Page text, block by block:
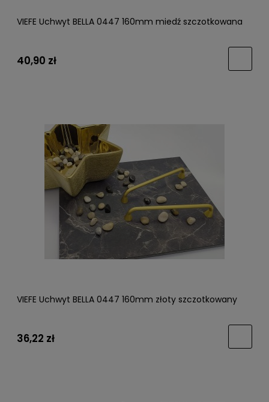
VIEFE Uchwyt BELLA 0447 160mm miedź szczotkowana
40,90 zł
VIEFE Uchwyt BELLA 0447 160mm złoty szczotkowany
36,22 zł